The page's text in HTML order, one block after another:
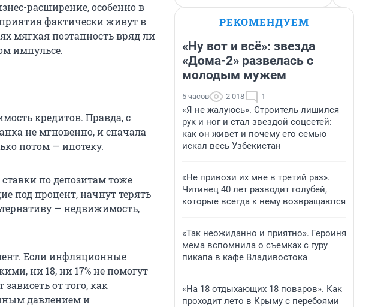
расширение, особенно в
фактически живут в
мягкая поэтапность вряд ли
импульсе.
кредитов. Правда, с
не мгновенно, и сначала
потом — ипотеку.
по депозитам тоже
под процент, начнут терять
— недвижимость,
Если инфляционные
ни 18, ни 17% не помогут
от того, как
давлением и
РЕКОМЕНДУЕМ
«Ну вот и всё»: звезда
«Дома-2» развелась с
молодым мужем
5 часов 2 018 1
«Я не жалуюсь». Строитель лишился
рук и ног и стал звездой соцсетей:
как он живет и почему его семью
искал весь Узбекистан
«Не привози их мне в третий раз».
Читинец 40 лет разводит голубей,
которые всегда к нему возвращаются
«Так неожиданно и приятно». Героиня
мема вспомнила о съемках с гуру
пикапа в кафе Владивостока
«На 18 отдыхающих 18 поваров». Как
проходит лето в Крыму с перебоями